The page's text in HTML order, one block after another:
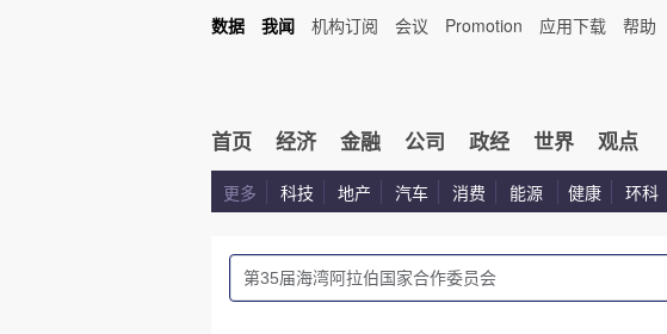
数据 我闻 机构订阅 会议 Promotion 应用下载 帮助
首页 经济 金融 公司 政经 世界 观点
更多 科技 地产 汽车 消费 能源 健康 环科